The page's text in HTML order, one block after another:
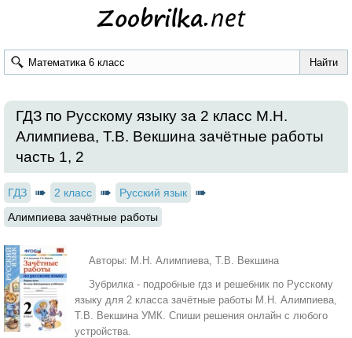
ГДЗ по Русскому языку за 2 класс М.Н.
Алимпиева, Т.В. Векшина зачётные работы
часть 1, 2
ГДЗ 2 класс
Русский язык
Алимпиева зачётные работы
Авторы: М.Н. Алимпиева, Т.В. Векшина
Зубрилка - подробные гдз и решебник по Русскому
языку для 2 класса зачётные работы М.Н. Алимпиева,
Т.В. Векшина УМК. Спиши решения онлайн с любого
устройства.